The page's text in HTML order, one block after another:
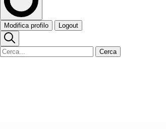
Modifica profilo Logout
Cerca